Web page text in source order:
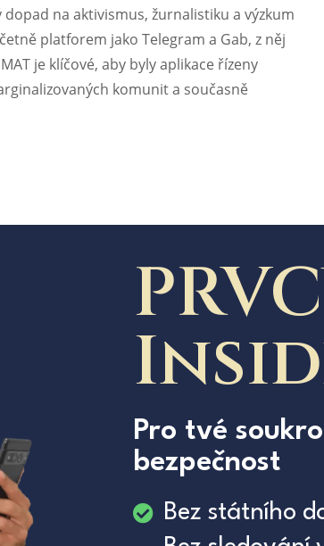
na aktivismus, žurnalistiku a výzkum
platforem jako Telegram a Gab, z něj
je klíčové, aby byly aplikace řízeny
komunit a současně
Pro tvé
bezpečnost
Bez státního